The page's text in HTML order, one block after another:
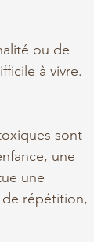
ou de
à vivre.
sont
une
une
de répétition,